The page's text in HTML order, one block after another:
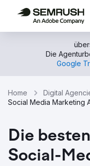
Die
Google
Home Digital
Social Media Marketing
Die
Social-